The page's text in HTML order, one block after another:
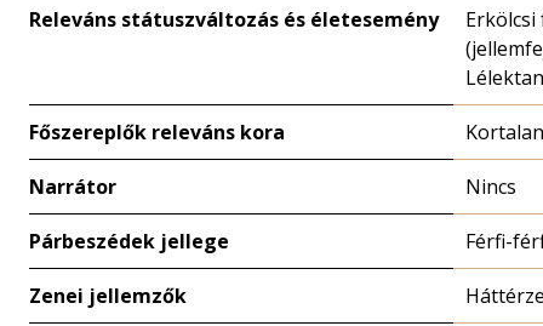
Releváns státuszváltozás és életesemény
Erkölcsi
Főszereplők releváns kora Kortalan
Narrátor Nincs
Párbeszédek jellege Férfi-
Zenei jellemzők